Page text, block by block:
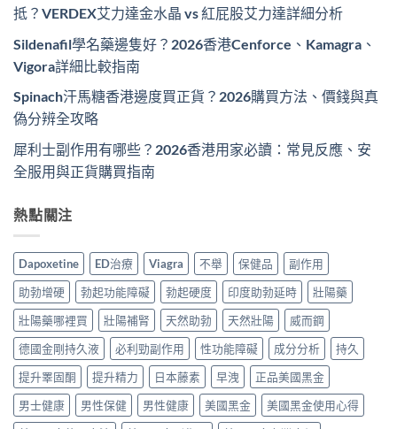
抵？VERDEX艾力達金水晶 vs 紅屁股艾力達詳細分析
Sildenafil學名藥邊隻好？2026香港Cenforce、Kamagra、
Vigora詳細比較指南
Spinach汗馬糖香港邊度買正貨？2026購買方法、價錢與真
偽分辨全攻略
犀利士副作用有哪些？2026香港用家必讀：常見反應、安
全服用與正貨購買指南
熱點關注
Dapoxetine ED治療 Viagra 不舉 保健品
副作用
助勃增硬
勃起功能障礙 勃起硬度 印度助勃延時
壯陽藥
壯陽藥哪裡買
壯陽補腎 天然助勃 天然壯陽
威而鋼
德國金剛持久液
必利勁副作用 性功能障礙 成分分析
持久
提升睪固酮
提升精力 日本藤素 早洩
正品美國黑金
男士健康
男性保健 男性健康 美國黑金
美國黑金使用心得